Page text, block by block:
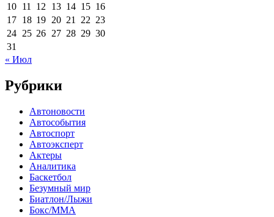
10 11 12 13 14 15 16
17 18 19 20 21 22 23
24 25 26 27 28 29 30
31
« Июл
Рубрики
Автоновости
Автособытия
Автоспорт
Автоэксперт
Актеры
Аналитика
Баскетбол
Безумный мир
Биатлон/Лыжи
Бокс/MMA